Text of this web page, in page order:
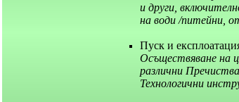
и други,
на води /питейни,
Пуск и
Осъществяване на
различни
Технологични